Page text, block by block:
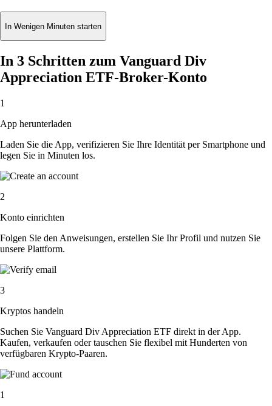
In Wenigen Minuten starten
In 3 Schritten zum Vanguard Div
Appreciation ETF-Broker-Konto
1
App herunterladen
Laden Sie die App, verifizieren Sie Ihre Identität per Smartphone und
legen Sie in Minuten los.
2
Konto einrichten
Folgen Sie den Anweisungen, erstellen Sie Ihr Profil und nutzen Sie
unsere Plattform.
3
Kryptos handeln
Suchen Sie Vanguard Div Appreciation ETF direkt in der App.
Kaufen, verkaufen oder tauschen Sie flexibel mit Hunderten von
verfügbaren Krypto-Paaren.
1